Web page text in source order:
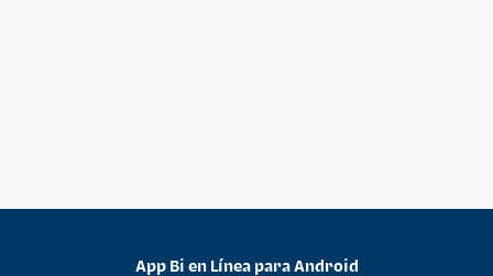
App Bi en Línea para Android